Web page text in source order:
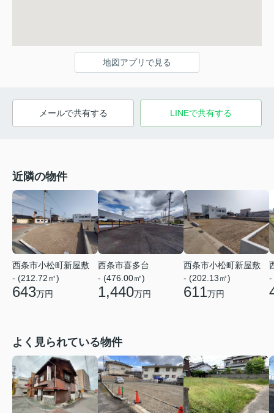
地図アプリで見る
メールで共有する LINEで共有する
近隣の物件
西条市小松町新屋敷
- (212.72㎡)
643万円
西条市喜多台
- (476.00㎡)
1,440万円
西条市小松町新屋敷
- (202.13㎡)
611万円
-
よく見られている物件